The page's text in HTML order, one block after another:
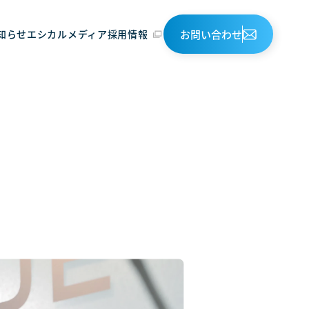
らせエシカルメディア採用情報 お問い合わせ